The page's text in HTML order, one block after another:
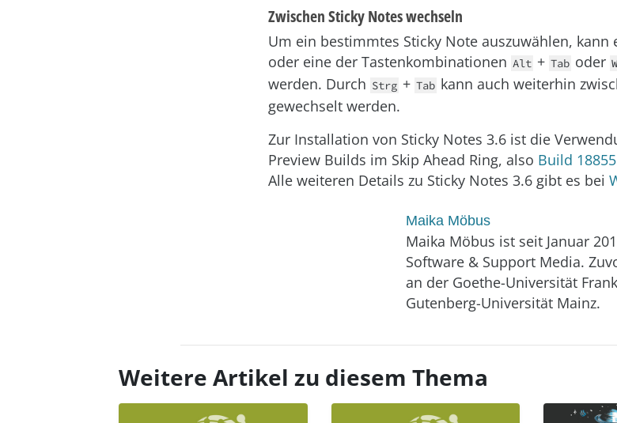
Zwischen Sticky Notes wechseln
Um ein bestimmtes Sticky Note auszuwählen, kann
oder eine der Tastenkombinationen Alt + Tab oder
werden. Durch Strg + Tab kann auch weiterhin
gewechselt werden.
Zur Installation von Sticky Notes 3.6 ist die
Preview Builds im Skip Ahead Ring, also Build 18855
Alle weiteren Details zu Sticky Notes 3.6 gibt es bei
Maika Möbus
Maika Möbus ist seit Januar
Software & Support Media.
an der Goethe-Universität
Gutenberg-Universität Mainz.
Weitere Artikel zu diesem Thema